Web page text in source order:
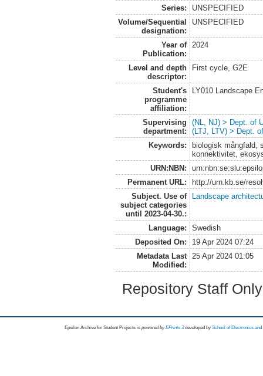
Series:
UNSPECIFIED
Volume/Sequential
designation:
UNSPECIFIED
Year of
Publication:
2024
Level and depth
descriptor:
First cycle, G2E
Student's
programme
affiliation:
LY010 Landscape
Supervising
department:
(NL, NJ) > Dept. of
(LTJ, LTV) > Dept.
Keywords:
biologisk mångfald,
konnektivitet,
URN:NBN:
Permanent URL:
http://urn.kb.se/
Subject. Use of
subject categories
until 2023-04-30.:
Landscape
Language:
Swedish
Deposited On:
19 Apr 2024 07:24
Metadata Last
Modified:
25 Apr 2024 01:05
Repository Staff
Epsilon Archive for Student Projects is powored byEPrints 3 developed by School of Electronics